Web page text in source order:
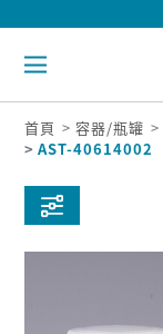
首頁 容器/瓶罐
AST-40614002